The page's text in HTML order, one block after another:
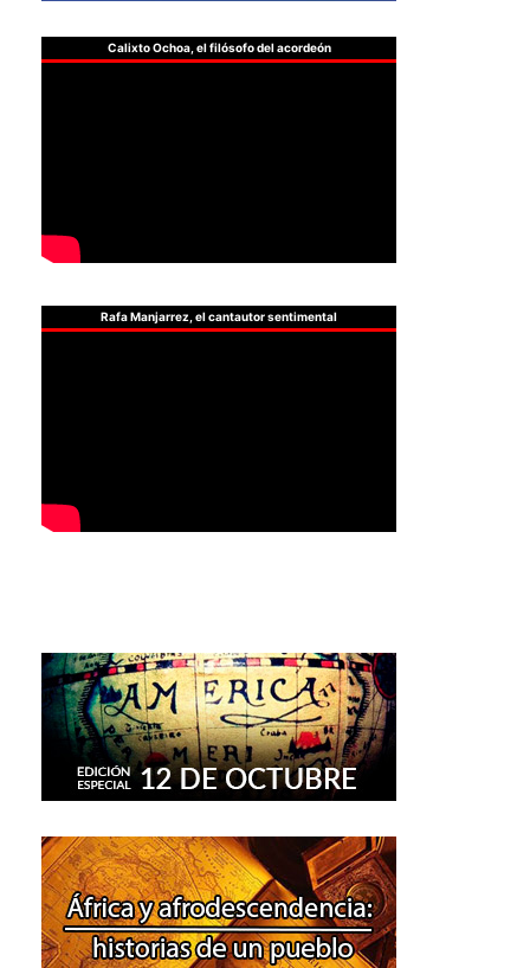
Calixto Ochoa, el filósofo del acordeón
Rafa Manjarrez, el cantautor sentimental